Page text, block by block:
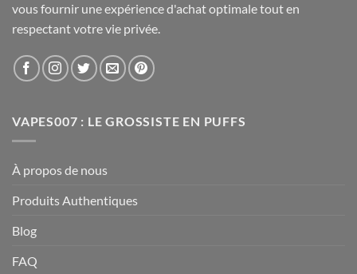
vous fournir une expérience d'achat optimale tout en
respectant votre vie privée.
VAPES007 : LE GROSSISTE EN PUFFS
À propos de nous
Produits Authentiques
Blog
FAQ